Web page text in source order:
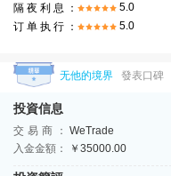
隔夜利息：
5.0
订单执行：
5.0
无他的境界 發表口碑
投資信息
交易商： WeTrade
入金金額：
￥35000.00